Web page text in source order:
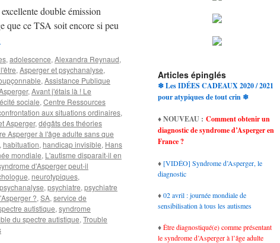
double émission
que ce TSA soit encore si peu
, adolescence, Alexandra Reynaud,
, Asperger et psychanalyse,
, Assistance Publique
, Avant j'étais là ! Le
sociale, Centre Ressources
aux situations ordinaires,
Asperger, dégâts des théories
Asperger à l'âge adulte sans que
, habituation, handicap invisible, Hans
mondiale, L'autisme disparaît-il en
d'Asperger peut-il
, neurotypiques,
psychanalyse, psychiatre, psychiatre
?, SA, service de
autistique, syndrome
du spectre autistique, Trouble
Articles épinglés
❄ Les IDÉES CADEAUX 2020 / 2021
pour atypiques de tout crin ❄
♦NOUVEAU : Comment obtenir un
diagnostic de syndrome d’Asperger en
France ?
♦ [VIDÉO] Syndrome d’Asperger, le
diagnostic
♦02 avril : journée mondiale de
sensibilisation à tous les autismes
♦Être diagnostiqué(e) comme présentant
le syndrome d’Asperger à l’âge adulte